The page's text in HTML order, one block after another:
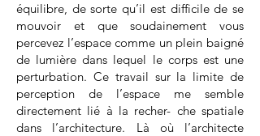
équilibre, de sorte qu’il est difficile de se
mouvoir et que soudainement vous
percevez l’espace comme un plein baigné
de lumière dans lequel le corps est une
perturbation. Ce travail sur la limite de
perception de l’espace me semble
directement lié à la recher- che spatiale
dans l’architecture. Là où l’architecte